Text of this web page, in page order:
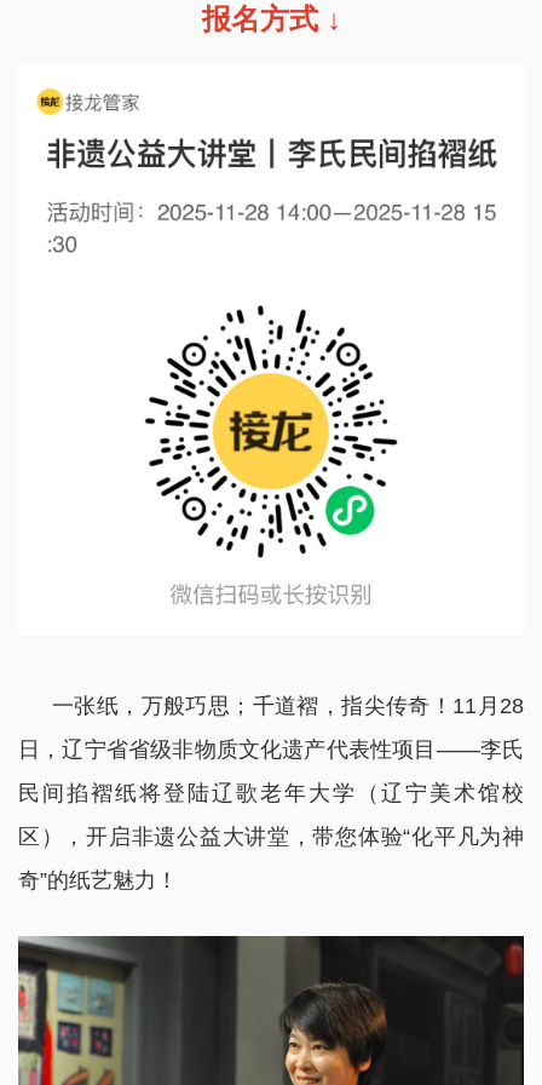
报名方式 ↓
一张纸，万般巧思；千道褶，指尖传奇！11月28
日，辽宁省省级非物质文化遗产代表性项目——李氏
民间掐褶纸将登陆辽歌老年大学（辽宁美术馆校
区），开启非遗公益大讲堂，带您体验“化平凡为神
奇”的纸艺魅力！